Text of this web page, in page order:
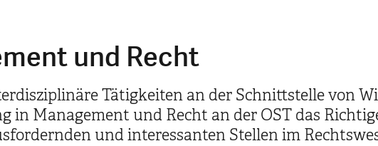
und Recht
Tätigkeiten an der Schnittstelle von
in Management und Recht an der OST das
und interessanten Stellen im